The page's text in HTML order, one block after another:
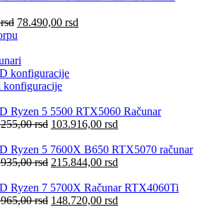
rsd 78.490,00 rsd
konfiguracije
konfiguracije
Ryzen 5 5500 RTX5060 Računar
rsd 103.916,00 rsd
Ryzen 5 7600X B650 RTX5070 računar
rsd 215.844,00 rsd
Ryzen 7 5700X Računar RTX4060Ti
rsd 148.720,00 rsd